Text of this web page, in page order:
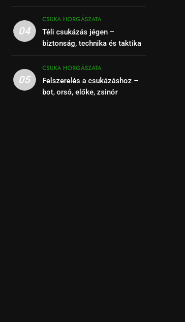
04
CSUKA HORGÁSZATA
Téli csukázás jégen –
biztonság, technika és taktika
05
CSUKA HORGÁSZATA
Felszerelés a csukázáshoz –
bot, orsó, előke, zsinór